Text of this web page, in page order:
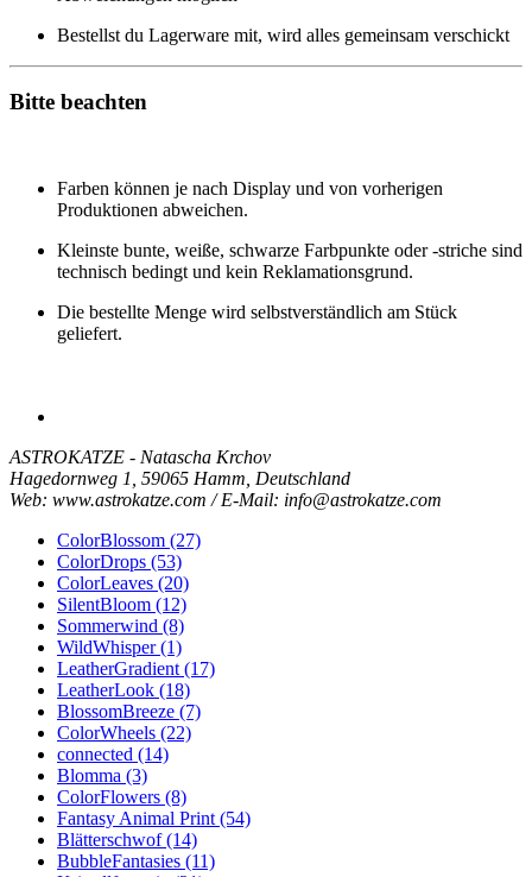
Bestellst du Lagerware mit, wird alles gemeinsam verschickt
Bitte beachten
Farben können je nach Display und von vorherigen
Produktionen abweichen.
Kleinste bunte, weiße, schwarze Farbpunkte oder -striche sind
technisch bedingt und kein Reklamationsgrund.
Die bestellte Menge wird selbstverständlich am Stück
geliefert.
ASTROKATZE - Natascha Krchov
Hagedornweg 1, 59065 Hamm, Deutschland
Web: www.astrokatze.com / E-Mail: info@astrokatze.com
ColorBlossom (27)
ColorDrops (53)
ColorLeaves (20)
SilentBloom (12)
Sommerwind (8)
WildWhisper (1)
LeatherGradient (17)
LeatherLook (18)
BlossomBreeze (7)
ColorWheels (22)
connected (14)
Blomma (3)
ColorFlowers (8)
Fantasy Animal Print (54)
Blätterschwof (14)
BubbleFantasies (11)